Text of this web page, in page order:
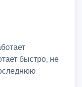
быстро, не